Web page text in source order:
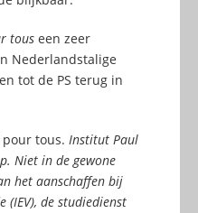
tous een zeer
Nederlandstalige
tot de PS terug in
tous. Institut Paul
Niet in de gewone
het aanschaffen bij
(IEV), de studiedienst